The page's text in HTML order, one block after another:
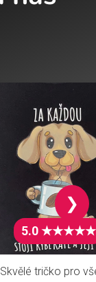
5.0 ★★★★★
tričko pro
❯